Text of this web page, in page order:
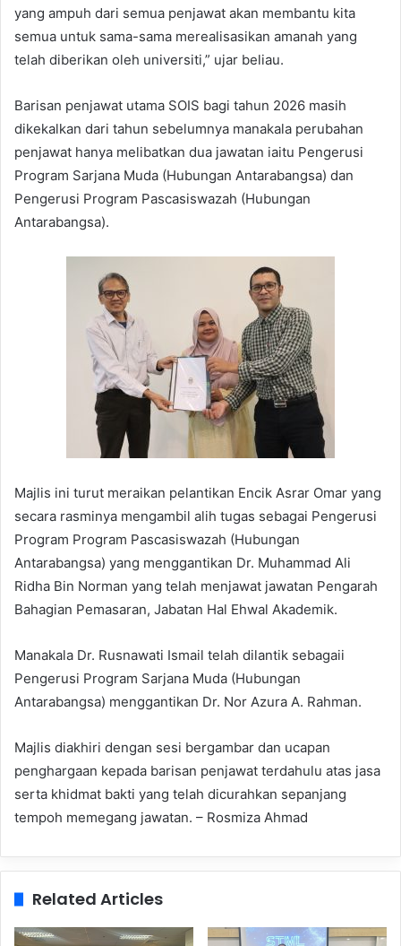
yang ampuh dari semua penjawat akan membantu kita
semua untuk sama-sama merealisasikan amanah yang
telah diberikan oleh universiti,” ujar beliau.
Barisan penjawat utama SOIS bagi tahun 2026 masih
dikekalkan dari tahun sebelumnya manakala perubahan
penjawat hanya melibatkan dua jawatan iaitu Pengerusi
Program Sarjana Muda (Hubungan Antarabangsa) dan
Pengerusi Program Pascasiswazah (Hubungan
Antarabangsa).
Majlis ini turut meraikan pelantikan Encik Asrar Omar yang
secara rasminya mengambil alih tugas sebagai Pengerusi
Program Program Pascasiswazah (Hubungan
Antarabangsa) yang menggantikan Dr. Muhammad Ali
Ridha Bin Norman yang telah menjawat jawatan Pengarah
Bahagian Pemasaran, Jabatan Hal Ehwal Akademik.
Manakala Dr. Rusnawati Ismail telah dilantik sebagaii
Pengerusi Program Sarjana Muda (Hubungan
Antarabangsa) menggantikan Dr. Nor Azura A. Rahman.
Majlis diakhiri dengan sesi bergambar dan ucapan
penghargaan kepada barisan penjawat terdahulu atas jasa
serta khidmat bakti yang telah dicurahkan sepanjang
tempoh memegang jawatan. – Rosmiza Ahmad
Related Articles